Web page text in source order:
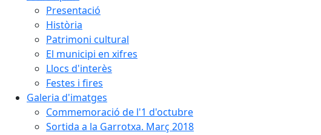
Presentació
Història
Patrimoni cultural
El municipi en xifres
Llocs d'interès
Festes i fires
Galeria d'imatges
Commemoració de l'1 d'octubre
Sortida a la Garrotxa. Març 2018